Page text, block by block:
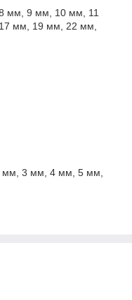
8 мм, 9 мм, 10 мм, 11
мм, 19 мм, 22 мм,
мм, 3 мм, 4 мм, 5 мм,